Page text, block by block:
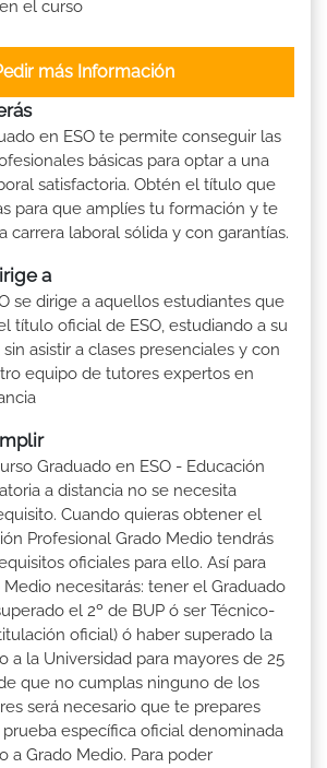
el curso
más Información
en ESO te permite conseguir las
básicas para optar a una
satisfactoria. Obtén el título que
para que amplíes tu formación y te
carrera laboral sólida y con garantías.
a
se dirige a aquellos estudiantes que
título oficial de ESO, estudiando a su
asistir a clases presenciales y con
equipo de tutores expertos en
Graduado en ESO - Educación
a distancia no se necesita
Cuando quieras obtener el
Profesional Grado Medio tendrás
oficiales para ello. Así para
necesitarás: tener el Graduado
el 2º de BUP ó ser Técnico-
oficial) ó haber superado la
a la Universidad para mayores de 25
que no cumplas ninguno de los
será necesario que te prepares
prueba específica oficial denominada
a Grado Medio. Para poder